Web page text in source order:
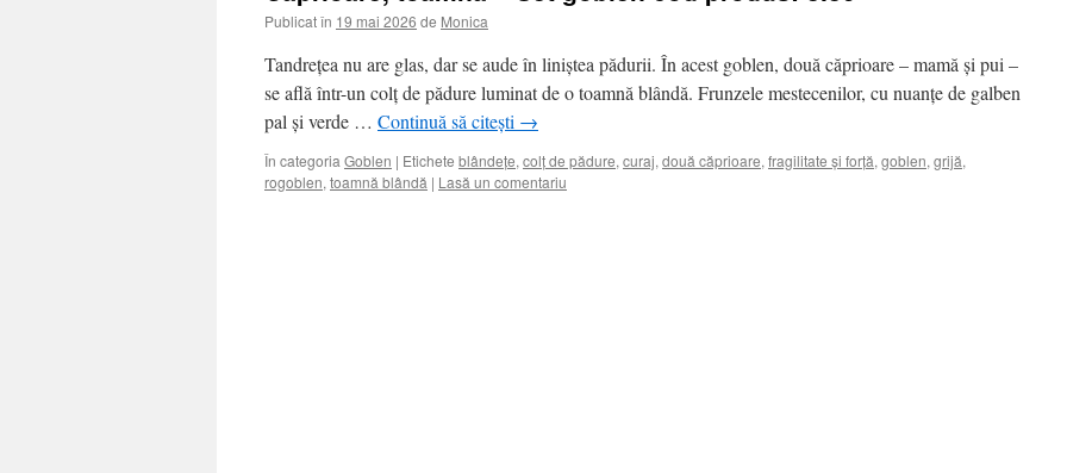
Publicat în 19 mai 2026 de Monica
Tandrețea nu are glas, dar se aude în liniștea pădurii. În acest goblen, două căprioare – mamă și pui –
se află într-un colț de pădure luminat de o toamnă blândă. Frunzele mestecenilor, cu nuanțe de galben
pal și verde … Continuă să citești →
În categoria Goblen | Etichete blândețe, colț de pădure, curaj, două căprioare, fragilitate și forță, goblen, grijă,
rogoblen, toamnă blândă | Lasă un comentariu